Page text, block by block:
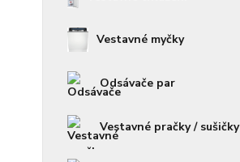
Vestavné myčky
Odsávače par
Vestavné pračky / sušičky